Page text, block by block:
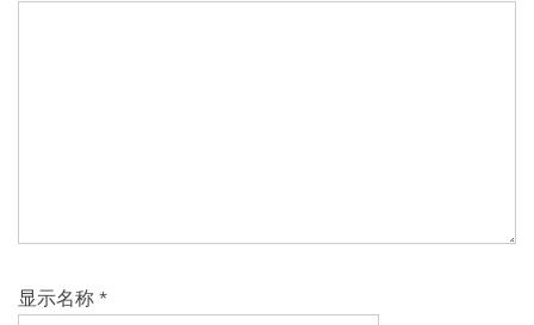
显示名称 *